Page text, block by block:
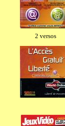
2 versos